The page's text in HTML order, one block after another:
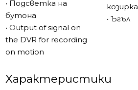
• Подсветка на
бутона
• Output of signal on
the DVR for recording
on motion
козирка
• Ъгъл
Характеристики